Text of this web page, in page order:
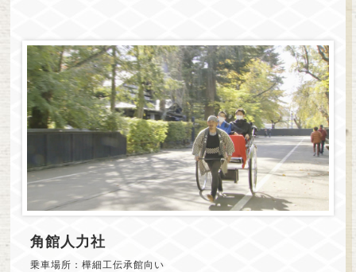
角館人力社
乗車場所：樺細工伝承館向い